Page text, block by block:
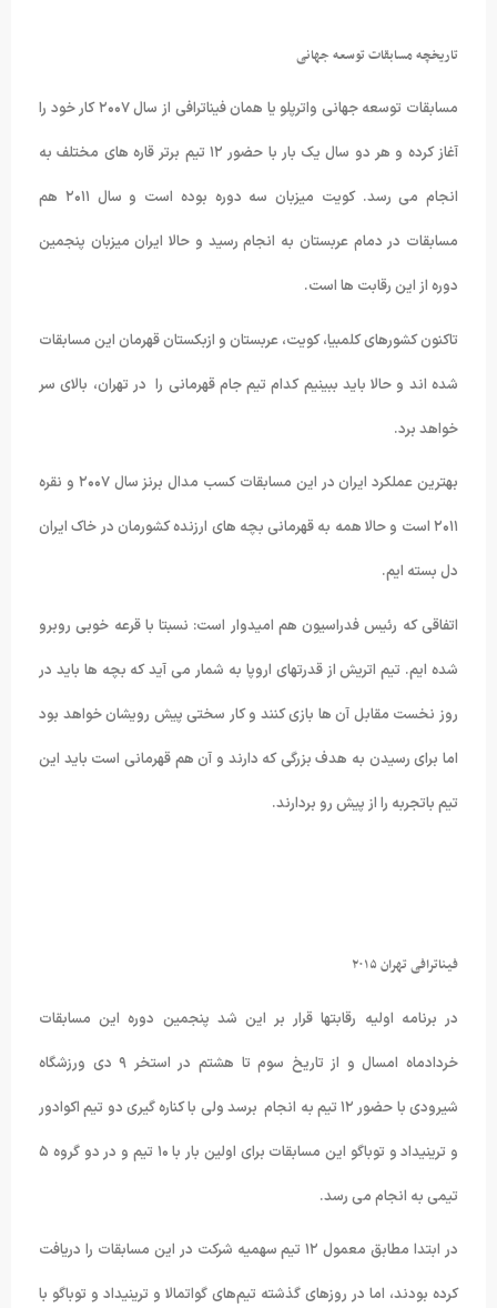
تاریخچه مسابقات توسعه جهانی
مسابقات توسعه جهانی واترپلو یا همان فیناترافی از سال ۲۰۰۷ کار خود را
آغاز کرده و هر دو سال یک بار با حضور ۱۲ تیم برتر قاره های مختلف به
انجام می رسد. کویت میزبان سه دوره بوده است و سال ۲۰۱۱ هم
مسابقات در دمام عربستان به انجام رسید و حالا ایران میزبان پنجمین
دوره از این رقابت ها است.
تاکنون کشورهای کلمبیا، کویت، عربستان و ازبکستان قهرمان این مسابقات
شده اند و حالا باید ببینیم کدام تیم جام قهرمانی را در تهران، بالای سر
خواهد برد.
بهترین عملکرد ایران در این مسابقات کسب مدال برنز سال ۲۰۰۷ و نقره
۲۰۱۱ است و حالا همه به قهرمانی بچه های ارزنده کشورمان در خاک ایران
دل بسته ایم.
اتفاقی که رئیس فدراسیون هم امیدوار است: نسبتا با قرعه خوبی روبرو
شده ایم. تیم اتریش از قدرتهای اروپا به شمار می آید که بچه ها باید در
روز نخست مقابل آن ها بازی کنند و کار سختی پیش رویشان خواهد بود
اما برای رسیدن به هدف بزرگی که دارند و آن هم قهرمانی است باید این
تیم باتجربه را از پیش رو بردارند.
فیناترافی تهران ۲۰۱۵
در برنامه اولیه رقابتها قرار بر این شد پنجمین دوره این مسابقات
خردادماه امسال و از تاریخ سوم تا هشتم در استخر ۹ دی ورزشگاه
شیرودی با حضور ۱۲ تیم به انجام برسد ولی با کناره گیری دو تیم اکوادور
و ترینیداد و توباگو این مسابقات برای اولین بار با ۱۰ تیم و در دو گروه ۵
تیمی به انجام می رسد.
در ابتدا مطابق معمول ۱۲ تیم سهمیه شرکت در این مسابقات را دریافت
کرده بودند، اما در روزهای گذشته تیم‌های گواتمالا و ترینیداد و توباگو با